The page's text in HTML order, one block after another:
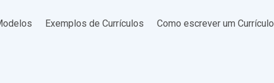
Exemplos de Currículos Como escrever um Currículo